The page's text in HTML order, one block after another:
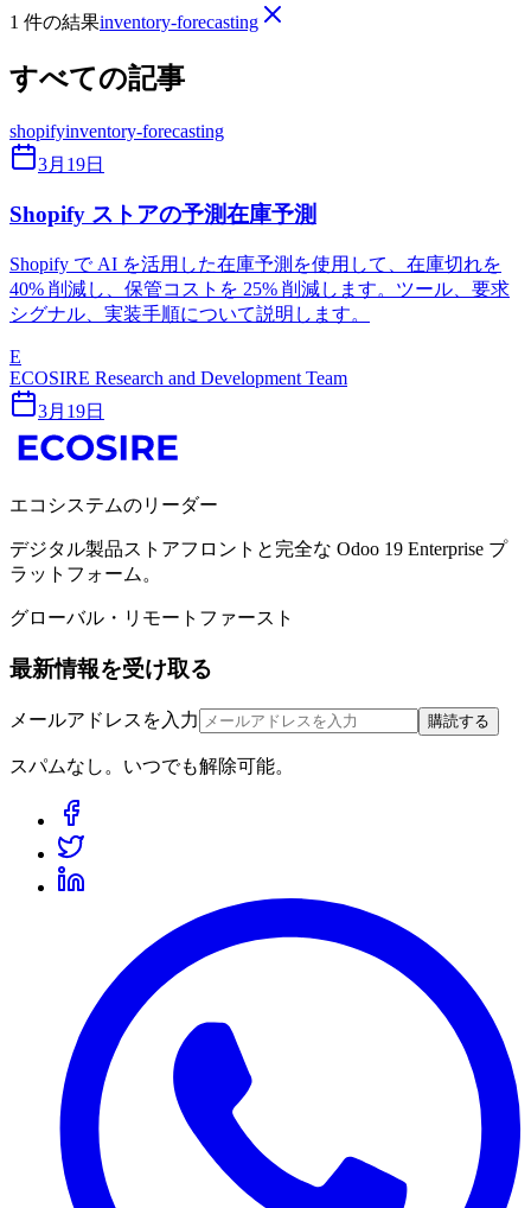
1 件の結果inventory-forecasting
すべての記事
shopifyinventory-forecasting
3月19日
Shopify ストアの予測在庫予測
Shopify で AI を活用した在庫予測を使用して、在庫切れを
40% 削減し、保管コストを 25% 削減します。ツール、要求
シグナル、実装手順について説明します。
E
ECOSIRE Research and Development Team
3月19日
エコシステムのリーダー
デジタル製品ストアフロントと完全な Odoo 19 Enterprise プ
ラットフォーム。
グローバル・リモートファースト
最新情報を受け取る
メールアドレスを入力 購読する
スパムなし。いつでも解除可能。